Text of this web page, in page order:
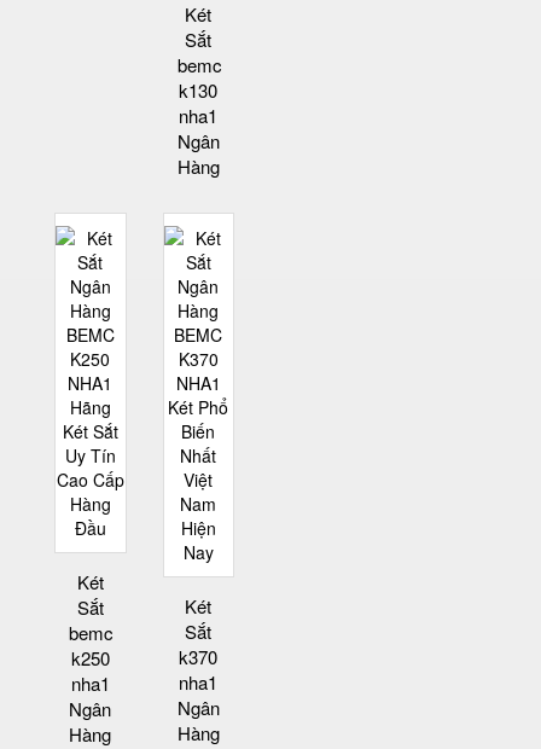
Két
Sắt
bemc
k130
nha1
Ngân
Hàng
Két
Sắt
bemc
k250
nha1
Ngân
Hàng
Két
Sắt
k370
nha1
Ngân
Hàng